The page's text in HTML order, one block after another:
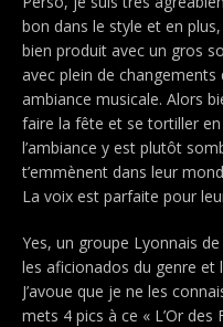
bon dans le style et en
bien produit avec un gros
avec plein de
ambiance musicale. Alors
faire la fête et se tortiller
l’ambiance y est plutôt
t’emmènent dans leur
La voix est parfaite pour
Yes, un groupe Lyonnais
les aficionados du genre et
J’avoue que je ne les
mets 4 pics à ce « L’Or des